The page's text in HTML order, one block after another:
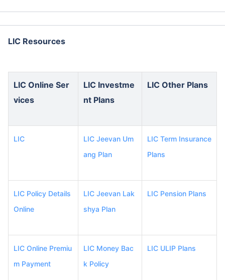
LIC Resources
LIC Online Ser
vices
LIC Investme
nt Plans
LIC Other Plans
LIC
LIC Jeevan Um
ang Plan
LIC Term Insurance
Plans
LIC Policy Details
Online
LIC Jeevan Lak
shya Plan
LIC Pension Plans
LIC Online Premiu
m Payment
LIC Money Bac
k Policy
LIC ULIP Plans